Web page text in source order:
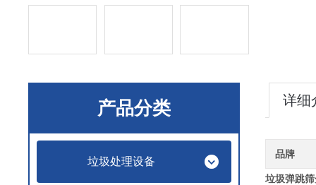
产品分类
垃圾处理设备
详细
品牌
垃圾弹跳